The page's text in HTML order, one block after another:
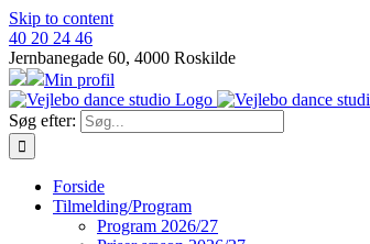
Skip to content
40 20 24 46
Jernbanegade 60, 4000 Roskilde
Min profil
Søg efter:
Forside
Tilmelding/Program
Program 2026/27